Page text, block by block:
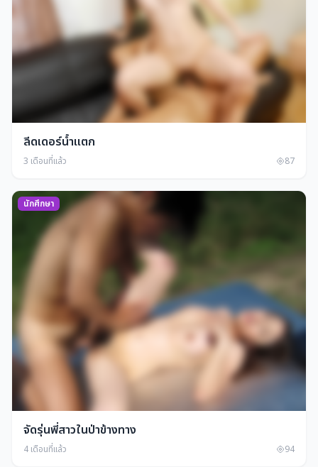
ลีดเดอร์น้ำแตก
3 เดือนที่แล้ว 87
นักศึกษา
จัดรุ่นพี่สาวในป่าข้างทาง
4 เดือนที่แล้ว 94